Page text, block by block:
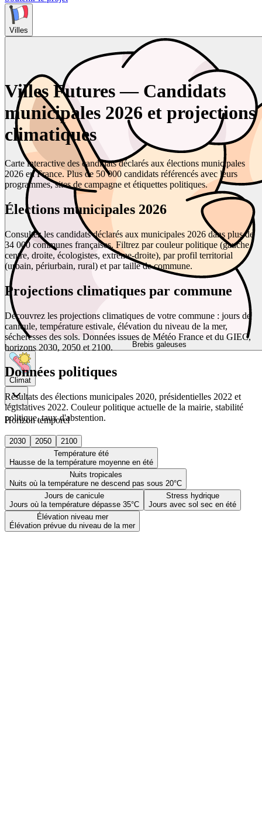
Villes
Brebis galeuses
Climat
Horizon temporel
2030 2050
2100
Température été
Hausse de la température moyenne en été
Nuits tropicales
Nuits où la température ne descend pas sous 20°C
Jours de canicule
Jours où la température dépasse 35°C
Stress hydrique
Jours avec sol sec en été
Élévation niveau mer
Élévation prévue du niveau de la mer
Villes Futures — Candidats
municipales 2026 et projections
climatiques
Carte interactive des candidats déclarés aux élections municipales
2026 en France. Plus de 50 000 candidats référencés avec leurs
programmes, sites de campagne et étiquettes politiques.
Élections municipales 2026
Consultez les candidats déclarés aux municipales 2026 dans plus de
34 000 communes françaises. Filtrez par couleur politique (gauche,
centre, droite, écologistes, extrême-droite), par profil territorial
(urbain, périurbain, rural) et par taille de commune.
Projections climatiques par commune
Découvrez les projections climatiques de votre commune : jours de
canicule, température estivale, élévation du niveau de la mer,
sécheresses des sols. Données issues de Météo France et du GIEC,
horizons 2030, 2050 et 2100.
Données politiques
Résultats des élections municipales 2020, présidentielles 2022 et
législatives 2022. Couleur politique actuelle de la mairie, stabilité
politique, taux d'abstention.